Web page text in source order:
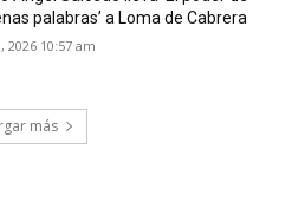
palabras’ a Loma de Cabrera
2026 10:57 am
más